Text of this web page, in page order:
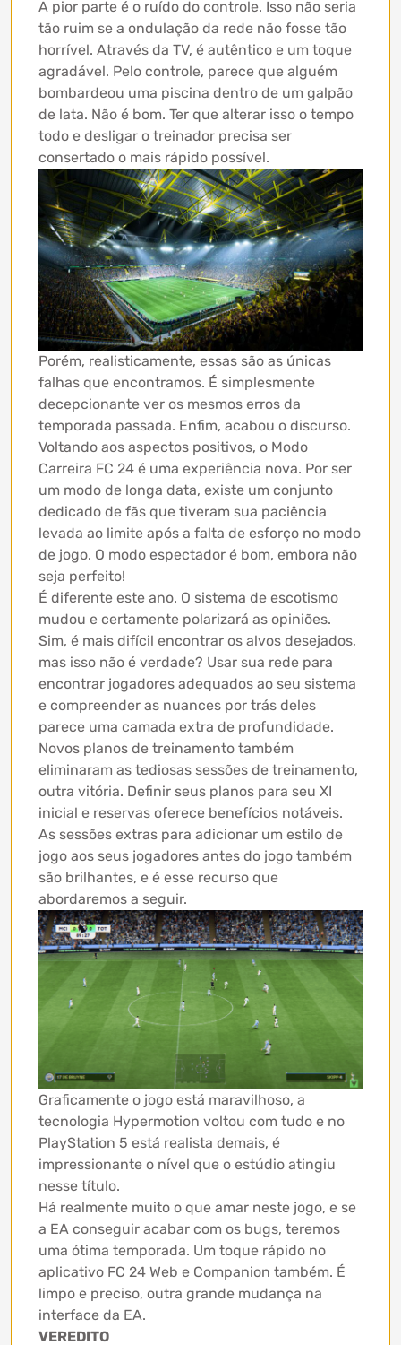
A pior parte é o ruído do controle. Isso não seria
tão ruim se a ondulação da rede não fosse tão
horrível. Através da TV, é autêntico e um toque
agradável. Pelo controle, parece que alguém
bombardeou uma piscina dentro de um galpão
de lata. Não é bom. Ter que alterar isso o tempo
todo e desligar o treinador precisa ser
consertado o mais rápido possível.
Porém, realisticamente, essas são as únicas
falhas que encontramos. É simplesmente
decepcionante ver os mesmos erros da
temporada passada. Enfim, acabou o discurso.
Voltando aos aspectos positivos, o Modo
Carreira FC 24 é uma experiência nova. Por ser
um modo de longa data, existe um conjunto
dedicado de fãs que tiveram sua paciência
levada ao limite após a falta de esforço no modo
de jogo. O modo espectador é bom, embora não
seja perfeito!
É diferente este ano. O sistema de escotismo
mudou e certamente polarizará as opiniões.
Sim, é mais difícil encontrar os alvos desejados,
mas isso não é verdade? Usar sua rede para
encontrar jogadores adequados ao seu sistema
e compreender as nuances por trás deles
parece uma camada extra de profundidade.
Novos planos de treinamento também
eliminaram as tediosas sessões de treinamento,
outra vitória. Definir seus planos para seu XI
inicial e reservas oferece benefícios notáveis.
As sessões extras para adicionar um estilo de
jogo aos seus jogadores antes do jogo também
são brilhantes, e é esse recurso que
abordaremos a seguir.
Graficamente o jogo está maravilhoso, a
tecnologia Hypermotion voltou com tudo e no
PlayStation 5 está realista demais, é
impressionante o nível que o estúdio atingiu
nesse título.
Há realmente muito o que amar neste jogo, e se
a EA conseguir acabar com os bugs, teremos
uma ótima temporada. Um toque rápido no
aplicativo FC 24 Web e Companion também. É
limpo e preciso, outra grande mudança na
interface da EA.
VEREDITO